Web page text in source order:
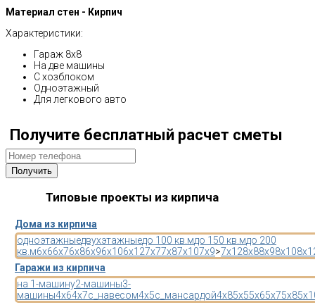
Материал стен - Кирпич
Характеристики:
Гараж 8х8
На две машины
С хозблоком
Одноэтажный
Для легкового авто
Получите бесплатный расчет сметы
Типовые проекты из кирпича
Дома из кирпича
одноэтажныедвухэтажныедо 100 кв.мдо 150 кв.мдо 200
кв.м6x66x76x86x96x106x127x77x87x107x9>7x128x88x98x10
Гаражи из кирпича
на 1-машину2-машины3-
машины4x64x7с_навесом4x5с_мансардой4x85x55x65x75x8